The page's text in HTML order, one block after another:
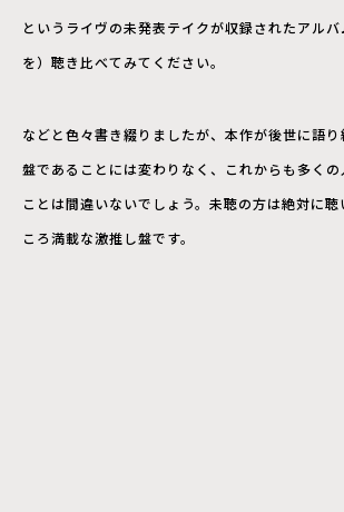
というライヴの未発表テイクが収録されたアル
を）聴き比べてみてください。
などと色々書き綴りましたが、本作が後世に語
盤であることには変わりなく、これからも多く
ことは間違いないでしょう。未聴の方は絶対に
ころ満載な激推し盤です。